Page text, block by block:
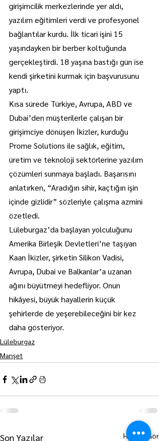
girişimcilik merkezlerinde yer aldı,
yazılım eğitimleri verdi ve profesyonel
bağlantılar kurdu. İlk ticari işini 15
yaşındayken bir berber koltuğunda
gerçekleştirdi. 18 yaşına bastığı gün ise
kendi şirketini kurmak için başvurusunu
yaptı.
Kısa sürede Türkiye, Avrupa, ABD ve
Dubai’den müşterilerle çalışan bir
girişimciye dönüşen İkizler, kurduğu
Prome Solutions ile sağlık, eğitim,
üretim ve teknoloji sektörlerine yazılım
çözümleri sunmaya başladı. Başarısını
anlatırken, “Aradığın sihir, kaçtığın işin
içinde gizlidir” sözleriyle çalışma azmini
özetledi.
Lüleburgaz’da başlayan yolculuğunu
Amerika Birleşik Devletleri’ne taşıyan
Kaan İkizler, şirketin Silikon Vadisi,
Avrupa, Dubai ve Balkanlar’a uzanan
ağını büyütmeyi hedefliyor. Onun
hikâyesi, büyük hayallerin küçük
şehirlerde de yeşerebileceğini bir kez
daha gösteriyor.
Lüleburgaz
Manşet
Son Yazılar Hepsini Gör